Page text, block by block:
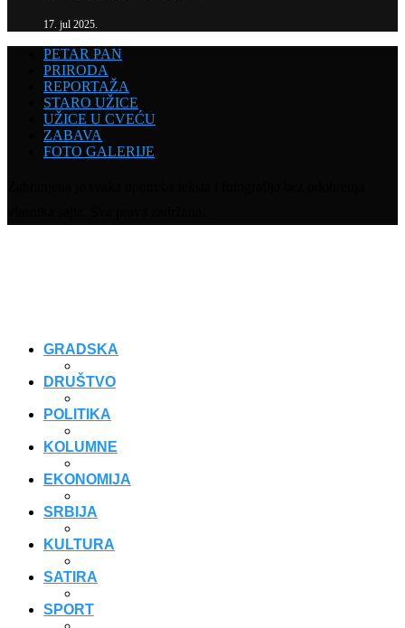
17. jul 2025.
PETAR PAN
PRIRODA
REPORTAŽA
STARO UŽICE
UŽICE U CVEĆU
ZABAVA
FOTO GALERIJE
GRADSKA
DRUŠTVO
POLITIKA
KOLUMNE
EKONOMIJA
SRBIJA
KULTURA
SATIRA
SPORT